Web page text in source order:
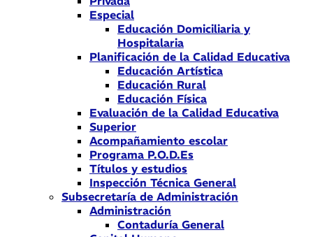
Especial
Educación Domiciliaria y
Hospitalaria
Planificación de la Calidad Educativa
Educación Artística
Educación Rural
Educación Física
Evaluación de la Calidad Educativa
Superior
Acompañamiento escolar
Programa P.O.D.Es
Títulos y estudios
Inspección Técnica General
Subsecretaría de Administración
Administración
Contaduría General